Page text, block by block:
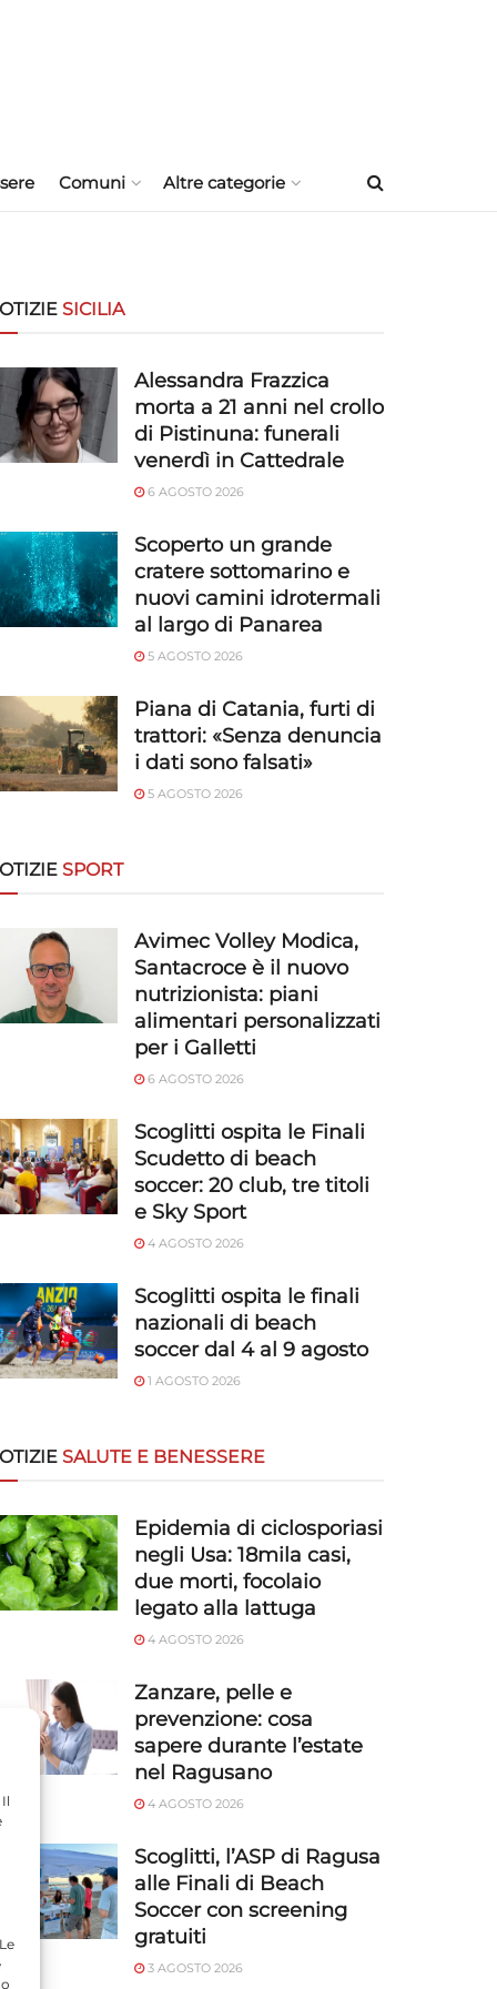
Comuni Altre categorie
SICILIA
Alessandra Frazzica
morta a 21 anni nel crollo
di Pistinuna: funerali
venerdì in Cattedrale
6 AGOSTO 2026
Scoperto un grande
cratere sottomarino e
nuovi camini idrotermali
al largo di Panarea
5 AGOSTO 2026
Piana di Catania, furti di
trattori: «Senza denuncia
i dati sono falsati»
5 AGOSTO 2026
SPORT
Avimec Volley Modica,
Santacroce è il nuovo
nutrizionista: piani
alimentari personalizzati
per i Galletti
6 AGOSTO 2026
Scoglitti ospita le Finali
Scudetto di beach
soccer: 20 club, tre titoli
e Sky Sport
4 AGOSTO 2026
Scoglitti ospita le finali
nazionali di beach
soccer dal 4 al 9 agosto
1 AGOSTO 2026
SALUTE E BENESSERE
Epidemia di ciclosporiasi
negli Usa: 18mila casi,
due morti, focolaio
legato alla lattuga
4 AGOSTO 2026
Zanzare, pelle e
prevenzione: cosa
sapere durante l’estate
nel Ragusano
4 AGOSTO 2026
Scoglitti, l’ASP di Ragusa
alle Finali di Beach
Soccer con screening
gratuiti
3 AGOSTO 2026